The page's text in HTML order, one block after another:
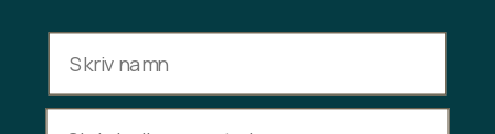
Integritetspolicy